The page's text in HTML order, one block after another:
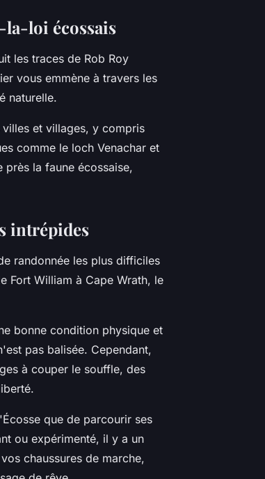
la-loi écossais
les traces de Rob Roy
vous emmène à travers les
naturelle.
villes et villages, y compris
comme le loch Venachar et
la faune écossaise,
intrépides
randonnée les plus difficiles
Fort William à Cape Wrath, le
bonne condition physique et
pas balisée. Cependant,
à couper le souffle, des
que de parcourir ses
ou expérimenté, il y a un
chaussures de marche,